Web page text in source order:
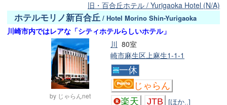
旧・百合丘ホテル / Yurigaoka Hotel (N/A)
ホテルモリノ新百合丘 / Hotel Morino Shin-Yurigaoka
川崎市内ではレアな「シティホテルらしいホテル」
by じゃらんnet
80室
川
崎市麻生区上麻生1-1-1
一休
じゃらん
楽天
JTB [ほか..]